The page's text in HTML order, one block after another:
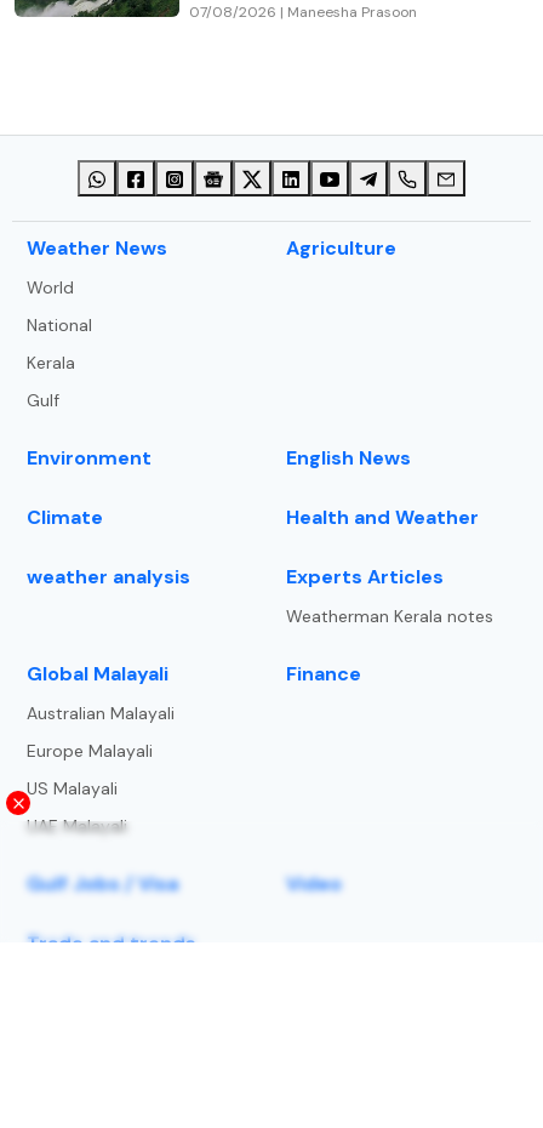
07/08/2026 | Maneesha Prasoon
⁠Weather News
World
National
Kerala
Gulf
Agriculture
Environment English News
Climate Health and Weather
weather analysis Experts Articles
Weatherman Kerala notes
⁠Global Malayali
Australian Malayali
Europe Malayali
US Malayali
UAE Malayali
Finance
Gulf Jobs / Visa Video
Trade and trends